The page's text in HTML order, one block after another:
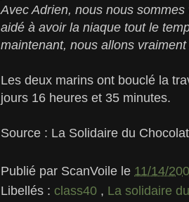
Avec Adrien, nous nous
aidé à avoir la niaque tout le
maintenant, nous allons
Les deux marins ont bouclé la
jours 16 heures et 35 minutes.
Source : La Solidaire du Chocolat
Publié par ScanVoile le 11/14/
Libellés : class40 , La solidaire